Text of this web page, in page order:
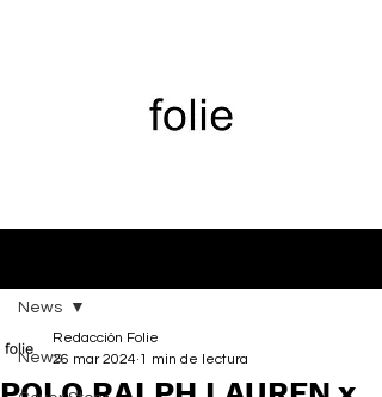
News
News
Redacción Folie
26 mar 2024 1 min de lectura